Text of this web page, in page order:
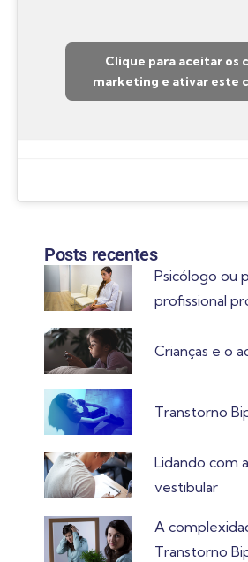
Clique para aceitar os
marketing e ativar este
Posts recentes
Psicólogo ou
profissional
Crianças e o
Transtorno
Lidando com
vestibular
A
Transtorno